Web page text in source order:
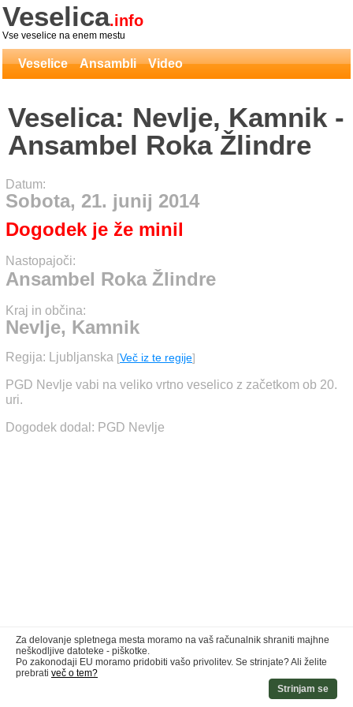
Veselica.info
Vse veselice na enem mestu
Veselice Ansambli Video
Veselica: Nevlje, Kamnik -
Ansambel Roka Žlindre
Datum:
Sobota, 21. junij 2014
Dogodek je že minil
Nastopajoči:
Ansambel Roka Žlindre
Kraj in občina:
Nevlje, Kamnik
Regija: Ljubljanska [Več iz te regije]
PGD Nevlje vabi na veliko vrtno veselico z začetkom ob 20.
uri.
Dogodek dodal: PGD Nevlje
Za delovanje spletnega mesta moramo na vaš računalnik shraniti majhne
neškodljive datoteke - piškotke.
Po zakonodaji EU moramo pridobiti vašo privolitev. Se strinjate? Ali želite
prebrati več o tem?
Strinjam se